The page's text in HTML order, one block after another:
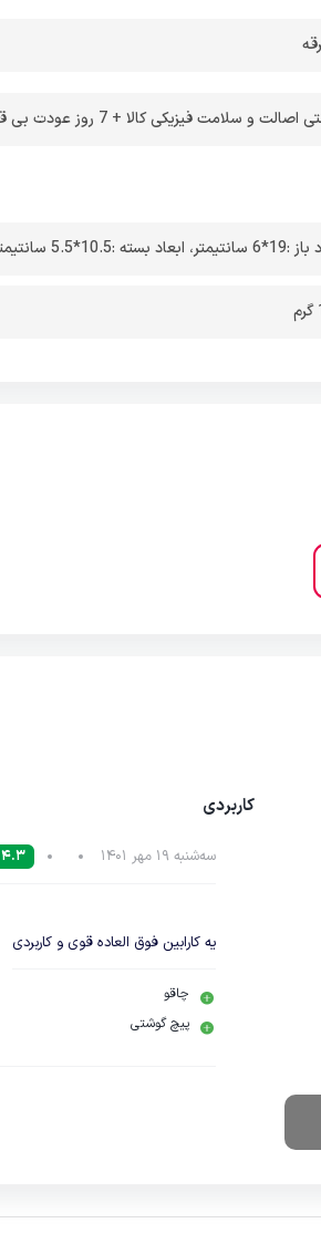
اصالت و سلامت فیزیکی کالا + 7 روز عودت بی قید و شرط
سانتیمتر ، ابعاد بسته :10.5*5.5 سانتیمتر
کاربردی
سه‌شنبه 19 مهر 1401 4.3
یه کارابین فوق العاده قوی و کاربردی
چاقو
پیچ گوشتی